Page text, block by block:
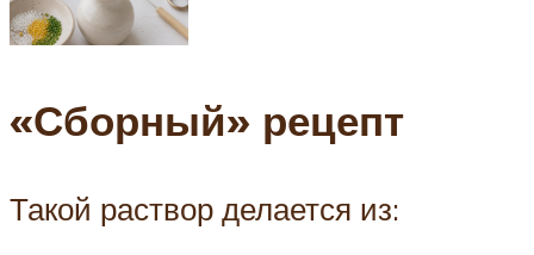
«Сборный» рецепт
Такой раствор делается из: